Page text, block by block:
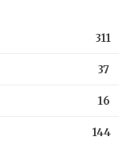
311
37
16
144